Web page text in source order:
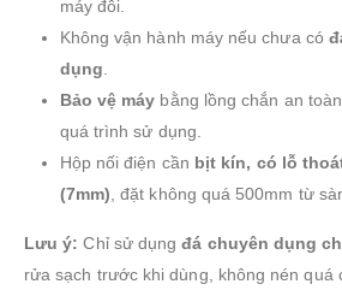
máy đôi.
Không vận hành máy nếu chưa có
dụng
Bảo vệ máy bằng lồng chắn an
quá trình sử dụng.
Hộp nối điện cần bịt kín, có lỗ
(7mm) , đặt không quá 500mm từ
Lưu ý: Chỉ sử dụngđá chuyên dụng
rửa sạch trước khi dùng, không nén quá